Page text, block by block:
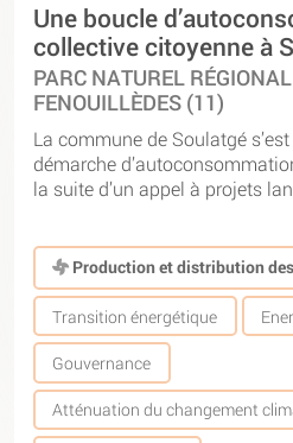
Une boucle
collective citoyenne à
PARC NATUREL
FENOUILLÈDES (11)
La commune de Soulatgé
démarche
la suite d’un appel à projets
Production et distribution
Transition énergétique
Gouvernance
Atténuation du changement